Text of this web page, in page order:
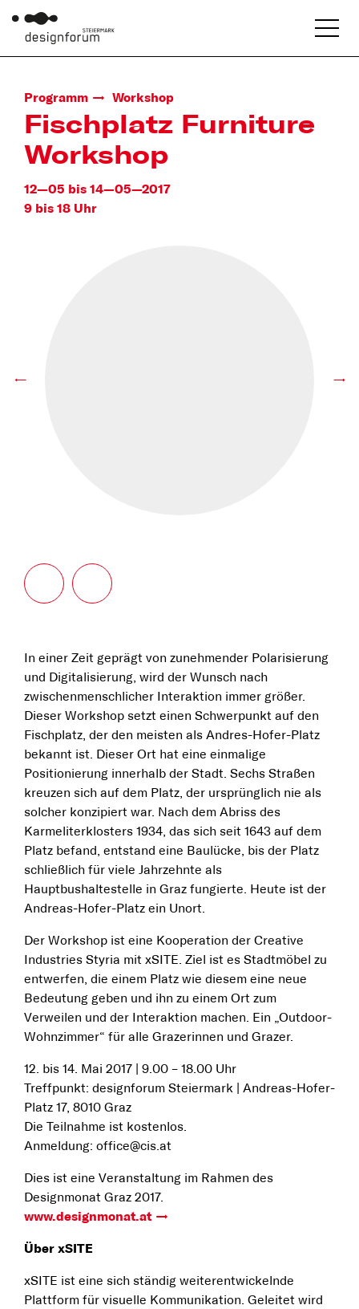
Programm Workshop
Fischplatz Furniture
Workshop
12—05 bis 14—05—2017
9 bis 18 Uhr
← →
In einer Zeit geprägt von zunehmender Polarisierung
und Digitalisierung, wird der Wunsch nach
zwischenmenschlicher Interaktion immer größer.
Dieser Workshop setzt einen Schwerpunkt auf den
Fischplatz, der den meisten als Andres-Hofer-Platz
bekannt ist. Dieser Ort hat eine einmalige
Positionierung innerhalb der Stadt. Sechs Straßen
kreuzen sich auf dem Platz, der ursprünglich nie als
solcher konzipiert war. Nach dem Abriss des
Karmeliterklosters 1934, das sich seit 1643 auf dem
Platz befand, entstand eine Baulücke, bis der Platz
schließlich für viele Jahrzehnte als
Hauptbushaltestelle in Graz fungierte. Heute ist der
Andreas-Hofer-Platz ein Unort.
Der Workshop ist eine Kooperation der Creative
Industries Styria mit xSITE. Ziel ist es Stadtmöbel zu
entwerfen, die einem Platz wie diesem eine neue
Bedeutung geben und ihn zu einem Ort zum
Verweilen und der Interaktion machen. Ein „Outdoor-
Wohnzimmer“ für alle Grazerinnen und Grazer.
12. bis 14. Mai 2017 | 9.00 – 18.00 Uhr
Treffpunkt: designforum Steiermark | Andreas-Hofer-
Platz 17, 8010 Graz
Die Teilnahme ist kostenlos.
Anmeldung: office@cis.at
Dies ist eine Veranstaltung im Rahmen des
Designmonat Graz 2017.
www.designmonat.at
Über xSITE
xSITE ist eine sich ständig weiterentwickelnde
Plattform für visuelle Kommunikation. Geleitet wird